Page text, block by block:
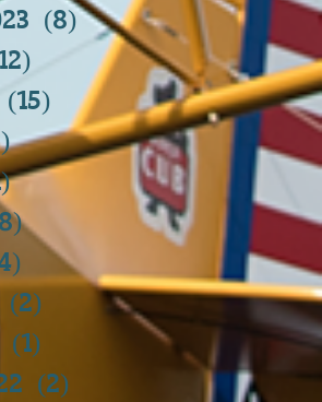
(8)8 posts
12 posts
(15) 15 posts
8 posts
11 posts
8 posts
4 posts
(2) 2 posts
(1)
(2)